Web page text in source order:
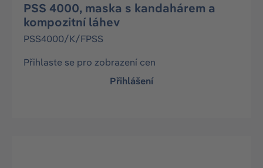
PSS 4000, maska s kandahárem a
kompozitní láhev
PSS4000/K/FPSS
Přihlaste se pro zobrazení cen
Přihlášení